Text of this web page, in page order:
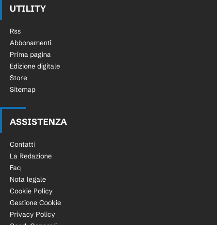
UTILITY
Rss
Abbonamenti
Prima pagina
Edizione digitale
Store
Sitemap
ASSISTENZA
Contatti
La Redazione
Faq
Nota legale
Cookie Policy
Gestione Cookie
Privacy Policy